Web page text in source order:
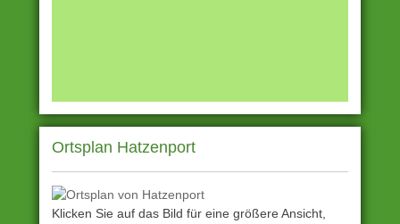
Ortsplan Hatzenport
Klicken Sie auf das Bild für eine größere Ansicht,